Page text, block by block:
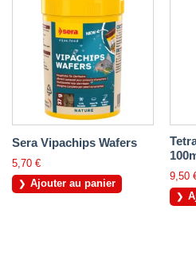
Sera Vipachips Wafers
5,70 €
Ajouter au panier
9,50